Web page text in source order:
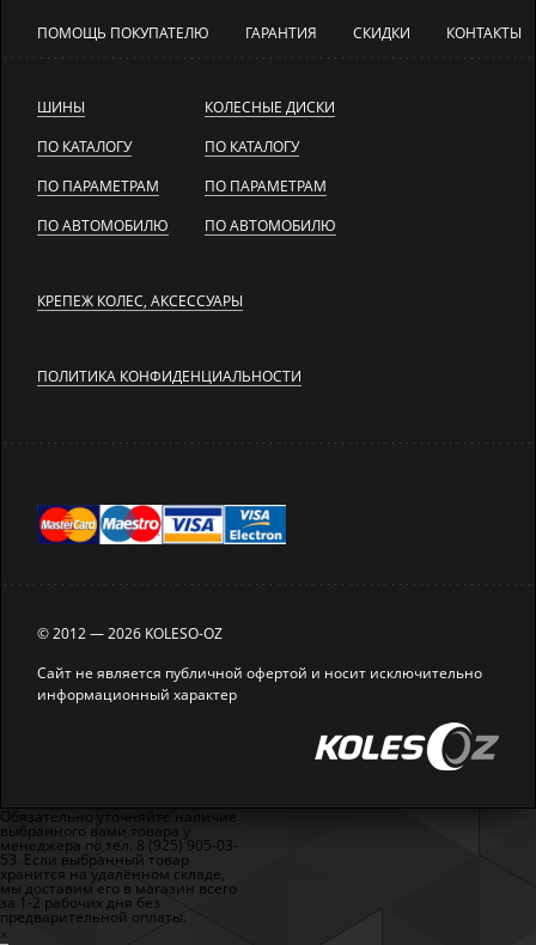
ПОМОЩЬ ПОКУПАТЕЛЮ ГАРАНТИЯ СКИДКИ КОНТАКТЫ
ШИНЫ
ПО КАТАЛОГУ
ПО ПАРАМЕТРАМ
ПО АВТОМОБИЛЮ
КОЛЕСНЫЕ ДИСКИ
ПО КАТАЛОГУ
ПО ПАРАМЕТРАМ
ПО АВТОМОБИЛЮ
КРЕПЕЖ КОЛЕС, АКСЕССУАРЫ
ПОЛИТИКА КОНФИДЕНЦИАЛЬНОСТИ
© 2012 — 2026 KOLESO-OZ
Сайт не является публичной офертой и носит исключительно
информационный характер
Обязательно уточняйте наличие
выбранного вами товара у
менеджера по тел. 8 (925) 905-03-
53. Если выбранный товар
хранится на удалённом складе,
мы доставим его в магазин всего
за 1-2 рабочих дня без
предварительной оплаты.
×